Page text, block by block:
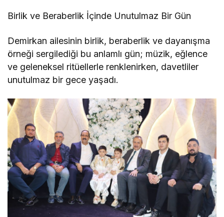
Birlik ve Beraberlik İçinde Unutulmaz Bir Gün
Demirkan ailesinin birlik, beraberlik ve dayanışma
örneği sergilediği bu anlamlı gün; müzik, eğlence
ve geleneksel ritüellerle renklenirken, davetliler
unutulmaz bir gece yaşadı.